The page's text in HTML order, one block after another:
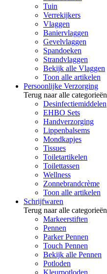
Tuin
Verrekijkers
Vlaggen
Baniervlaggen
Gevelvlaggen
Spandoeken
Strandvlaggen
Bekijk alle Vlaggen
Toon alle artikelen
Persoonlijke Verzorging
Terug naar alle categorieën
Desinfectiemiddelen
EHBO Sets
Handverzorging
Lippenbalsems
Mondkapjes
Tissues
Toiletartikelen
Toilettassen
Wellness
Zonnebrandcrème
Toon alle artikelen
Schrijfwaren
Terug naar alle categorieën
Markeerstiften
Pennen
Parker Pennen
Touch Pennen
Bekijk alle Pennen
Potloden
Kleurpotloden